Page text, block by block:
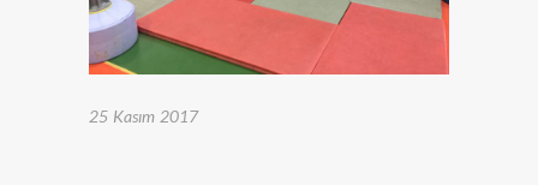
25 Kasım 2017